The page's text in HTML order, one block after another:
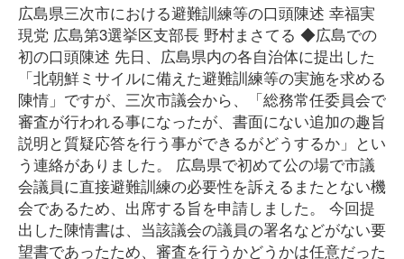
広島県三次市における避難訓練等の口頭陳述 幸福実
現党 広島第3選挙区支部長 野村まさてる ◆広島での
初の口頭陳述 先日、広島県内の各自治体に提出した
「北朝鮮ミサイルに備えた避難訓練等の実施を求める
陳情」ですが、三次市議会から、「総務常任委員会で
審査が行われる事になったが、書面にない追加の趣旨
説明と質疑応答を行う事ができるがどうするか」とい
う連絡がありました。 広島県で初めて公の場で市議
会議員に直接避難訓練の必要性を訴えるまたとない機
会であるため、出席する旨を申請しました。 今回提
出した陳情書は、当該議会の議員の署名などがない要
望書であったため、審査を行うかどうかは任意だった